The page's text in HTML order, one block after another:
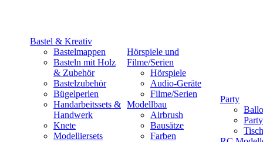
Bastel & Kreativ
Bastelmappen
Basteln mit Holz
& Zubehör
Bastelzubehör
Bügelperlen
Handarbeitssets &
Handwerk
Knete
Modelliersets
Hörspiele und
Filme/Serien
Hörspiele
Audio-Geräte
Filme/Serien
Modellbau
Airbrush
Bausätze
Farben
Party